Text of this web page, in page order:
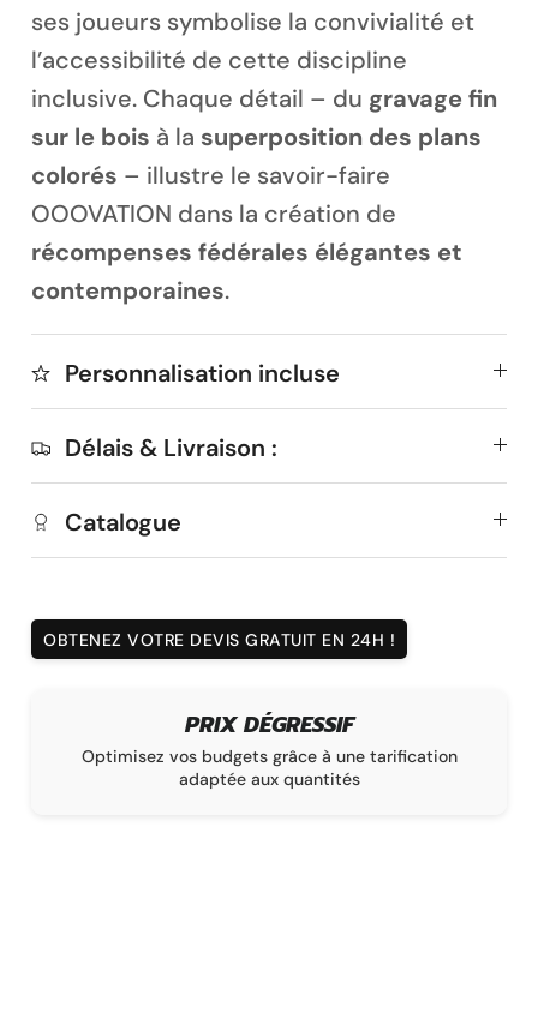
ses joueurs symbolise la convivialité et
l’accessibilité de cette discipline
inclusive. Chaque détail – du gravage fin
sur le bois à la superposition des plans
colorés – illustre le savoir-faire
OOOVATION dans la création de
récompenses fédérales élégantes et
contemporaines.
Personnalisation incluse
Délais & Livraison :
Catalogue
OBTENEZ VOTRE DEVIS GRATUIT EN 24H !
à une tarification
DÉLAI DE
La garantie d’une livraison
sur un délai de 1 à 16